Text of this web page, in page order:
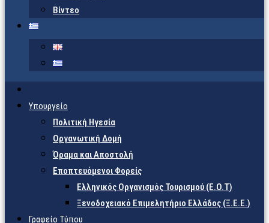
Βίντεο
Υπουργείο
Πολιτική Ηγεσία
Οργανωτική Δομή
Όραμα και Αποστολή
Εποπτευόμενοι Φορείς
Eλληνικός Οργανισμός Τουρισμού (Ε.Ο.Τ)
Ξενοδοχειακό Επιμελητήριο Ελλάδος (Ξ.Ε.Ε.)
Γραφείο Τύπου